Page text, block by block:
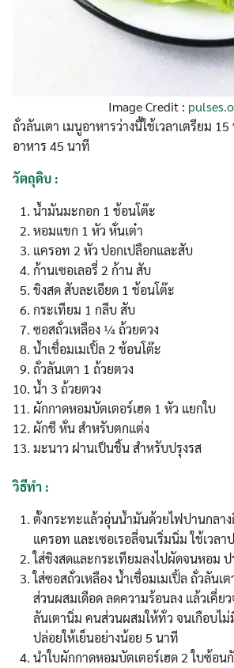
Image Credit :
ถั่วลันเตา เมนูอาหารว่างนี้ใช้เวลาเตรียม
อาหาร 45 นาที
วัตถุดิบ :
น้ำมันมะกอก 1 ช้อนโต๊ะ
หอมแขก 1 หัว หั่นเต๋า
แครอท 2 หัว ปอกเปลือกและสับ
ก้านเซอเลอรี่ 2 ก้าน สับ
ขิงสด สับละเอียด 1 ช้อนโต๊ะ
กระเทียม 1 กลีบ สับ
ซอสถั่วเหลือง ¼ ถ้วยตวง
น้ำเชื่อมเมเปิ้ล 2 ช้อนโต๊ะ
ถั่วลันเตา 1 ถ้วยตวง
น้ำ 3 ถ้วยตวง
ผักกาดหอมบัตเตอร์เฮด 1 หัว แยกใบ
ผักชี หั่น สำหรับตกแต่ง
มะนาว ฝานเป็นชิ้น สำหรับปรุงรส
วิธีทำ :
ตั้งกระทะแล้วอุ่นน้ำมันด้วยไฟปานกลา
แครอท และเซอเรอลี่จนเริ่มนิ่ม ใช้เวล
ใส่ขิงสดและกระเทียมลงไปผัดจนหอม
ใส่ซอสถั่วเหลือง น้ำเชื่อมเมเปิ้ล ถั่วลันเ
ส่วนผสมเดือด ลดความร้อนลง แล้วเคี่ย
ลันเตานิ่ม คนส่วนผสมให้ทั่ว จนเกือบไม่
ปล่อยให้เย็นอย่างน้อย 5 นาที
นำใบผักกาดหอมบัตเตอร์เฮด 2 ใบซ้อน